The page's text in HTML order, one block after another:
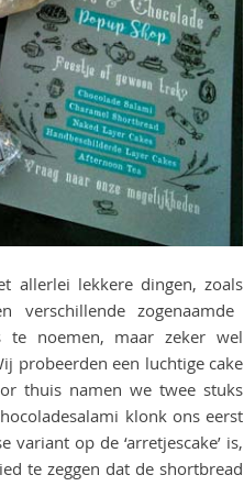
allerlei lekkere dingen, zoals
verschillende zogenaamde
te noemen, maar zeker wel
probeerden een luchtige cake
thuis namen we twee stuks
klonk ons eerst
op de ‘arretjescake’ is,
te zeggen dat de shortbread